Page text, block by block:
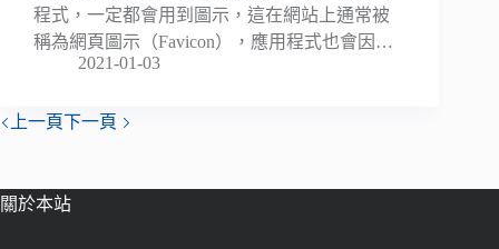
程式，一定都會用到圖示，這在網站上通常被
稱為網頁圖示（Favicon），應用程式也會因…
2021-01-03
上一頁下一頁
關於本站